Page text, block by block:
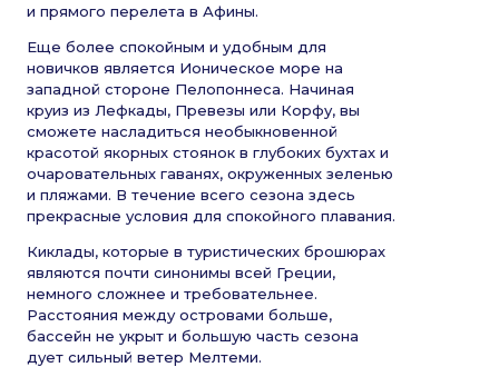
и прямого перелета в Афины.
Еще более спокойным и удобным для
новичков является Ионическое море на
западной стороне Пелопоннеса. Начиная
круиз из Лефкады, Превезы или Корфу, вы
сможете насладиться необыкновенной
красотой якорных стоянок в глубоких бухтах и
очаровательных гаванях, окруженных зеленью
и пляжами. В течение всего сезона здесь
прекрасные условия для спокойного плавания.
Киклады, которые в туристических брошюрах
являются почти синонимы всей Греции,
немного сложнее и требовательнее.
Расстояния между островами больше,
бассейн не укрыт и большую часть сезона
дует сильный ветер Мелтеми.